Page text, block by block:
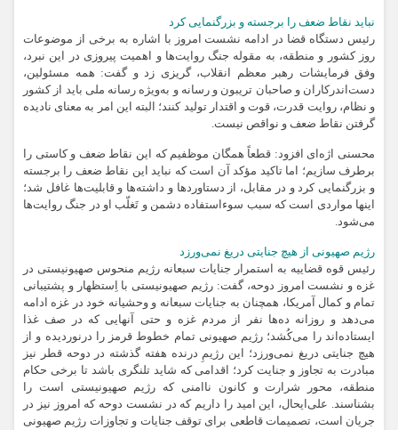
نباید نقاط ضعف را برجسته و بزرگنمایی کرد
رئیس دستگاه قضا در ادامه نشست امروز با اشاره به برخی از موضوعات
روز کشور و منطقه، به مقوله‌ جنگ روایت‌ها و اهمیت پیروزی در این نبرد،
وفق فرمایشات رهبر معظم انقلاب، گریزی زد و گفت: همه مسئولین،
دست‌اندرکاران و صاحبان تریبون و رسانه و به‌ویژه رسانه ملی باید از کشور
و نظام، روایت قدرت، قوت و اقتدار تولید کنند؛ البته این امر به معنای نادیده
گرفتن نقاط ضعف و نواقص نیست.
محسنی اژه‌ای افزود: قطعاً همگان موظفیم که این نقاط ضعف و کاستی را
برطرف سازیم؛ اما تاکید مؤکد آن است که نباید این نقاط ضعف را برجسته
و بزرگنمایی کرد و در مقابل، از دستاوردها و داشته‌ها و قابلیت‌ها غافل شد؛
اینها مواردی است که سبب سوءاستفاده دشمن و تَغلّب او در جنگ روایت‌ها
می‌شود.
رژیم صهیونی از هیچ جنایتی دریغ نمی‌ورزد
رئیس قوه قضاییه به استمرار جنایات سبعانه رژیم منحوس صهیونیستی در
غزه و نشست امروز دوحه، گفت: رژیم صهیونیستی با اِستظهار و پشتیبانی
تمام و کمال آمریکا، همچنان به جنایات سبعانه و وحشیانه خود در غزه ادامه
می‌دهد و روزانه ده‌ها نفر از مردم غزه و حتی آنهایی که در صف غذا
ایستاده‌اند را می‌کُشد؛ رژیم صهیونی تمام خطوط قرمز را درنوردیده و از
هیچ جنایتی دریغ نمی‌ورزد؛ این رژیمِ درنده هفته گذشته در دوحه قطر نیز
مبادرت به تجاوز و جنایت کرد؛ اقدامی که شاید تلنگری باشد تا برخی حکام
منطقه، محور شرارت و کانون ناامنی که رژیم صهیونیستی است را
بشناسند. علی‌ایحال، این امید را داریم که در نشست دوحه که امروز نیز در
جریان است، تصمیمات قاطعی برای توقف جنایات و تجاوزات رژیم صهیونی